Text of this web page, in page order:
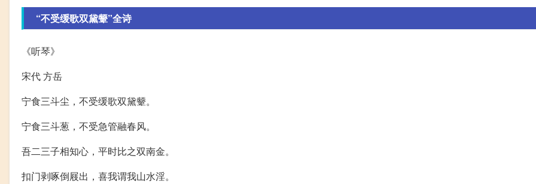
“不受缓歌双黛颦”全诗
《听琴》
宋代 方岳
宁食三斗尘，不受缓歌双黛颦。
宁食三斗葱，不受急管融春风。
吾二三子相知心，平时比之双南金。
扣门剥啄倒屐出，喜我谓我山水淫。